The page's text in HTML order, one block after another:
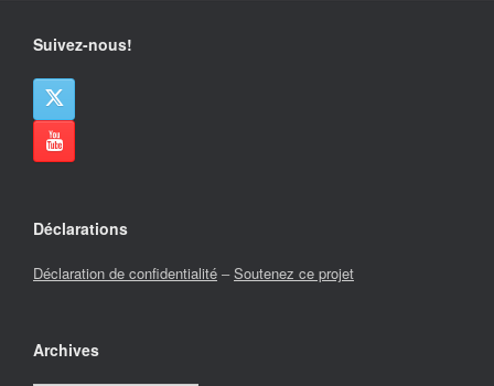
Suivez-nous!
Déclarations
Déclaration de confidentialité –Soutenez ce projet
Archives